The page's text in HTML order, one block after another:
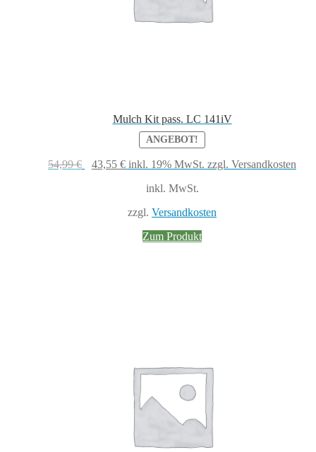
Mulch Kit pass. LC 141iV
ANGEBOT!
54,99€
Ursprünglicher
43,55 €Aktueller
inkl. 19% MwSt. zzgl. Versandkosten
inkl. MwSt.
zzgl. Versandkosten
Zum Produkt